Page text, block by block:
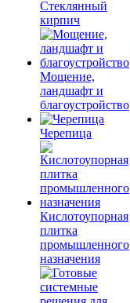
Cтеклянный
кирпич
Мощение,
ландшафт и
благоустройство
Черепица
Кислотоупорная
плитка
промышленного
назначения